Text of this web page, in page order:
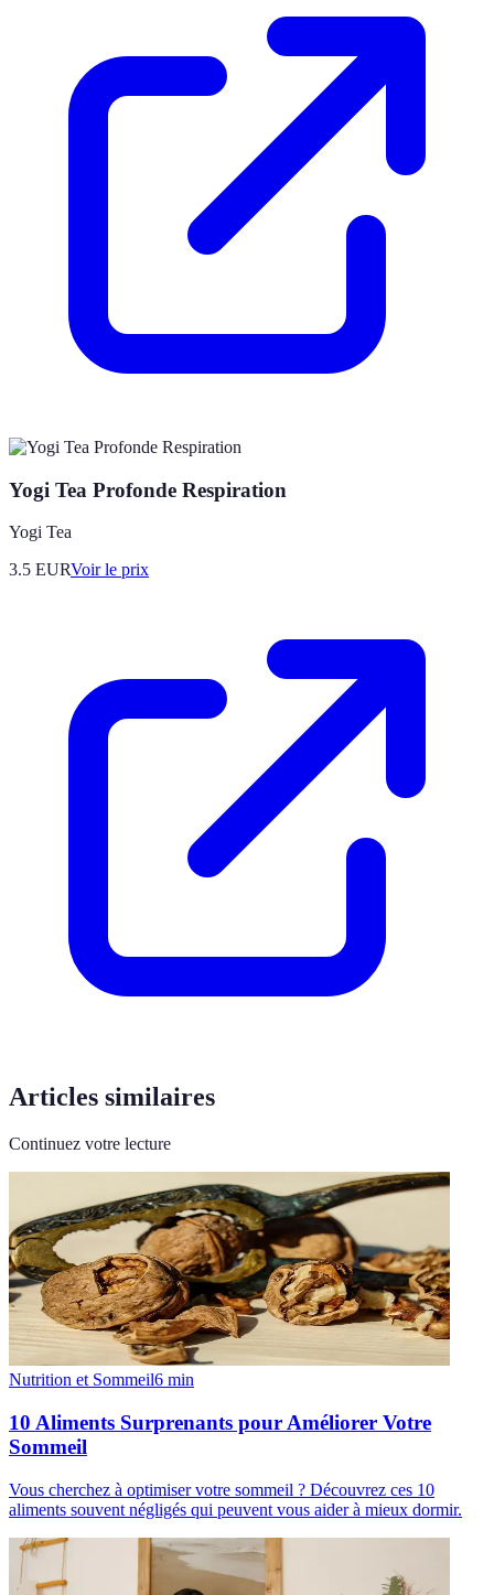
Yogi Tea Profonde Respiration
Yogi Tea
3.5 EURVoir le prix
Articles similaires
Continuez votre lecture
Nutrition et Sommeil6 min
10 Aliments Surprenants pour Améliorer Votre
Sommeil
Vous cherchez à optimiser votre sommeil ? Découvrez ces 10
aliments souvent négligés qui peuvent vous aider à mieux dormir.